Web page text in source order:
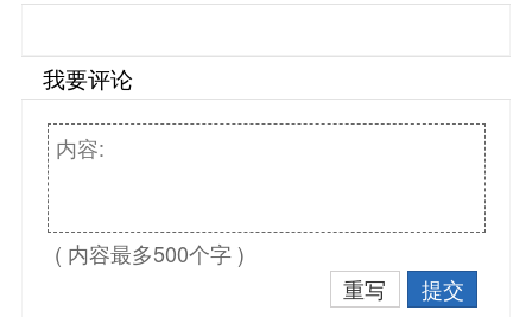
我要评论
( 内容最多500个字 )
重写
提交